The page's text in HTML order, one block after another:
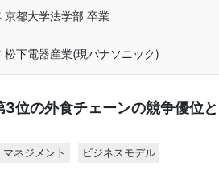
京都大学法学部 卒業
下電器産業(現パナソニック)
3位の外食チェーンの競争優位
マネジメント ビジネスモデル